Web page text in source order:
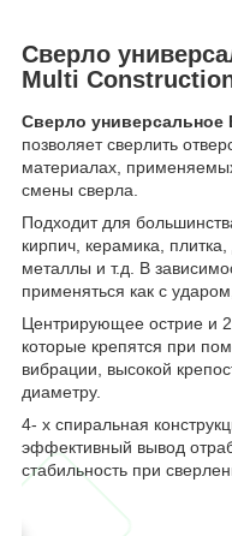
Сверло
Multi
Сверло универсальное
позволяет сверлить
материалах,
смены сверла.
Подходит для
кирпич, керамика,
металлы и т.д. В
применяться как с
Центрирующее острие и
которые крепятся при
вибрации, высокой
диаметру.
4- х спиральная
эффективный вывод
стабильность при